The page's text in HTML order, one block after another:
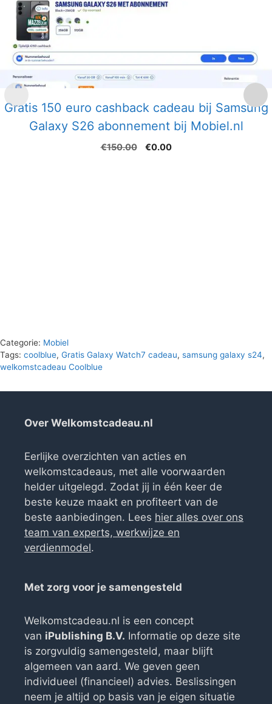
Gratis 150 euro cashback cadeau bij Samsung
Galaxy S26 abonnement bij Mobiel.nl
€150.00
Oorspronkelijke
€0.00Huidige
Categorie: Mobiel
Tags: coolblue, Gratis Galaxy Watch7 cadeau, samsung galaxy s24,
welkomstcadeau Coolblue
Over Welkomstcadeau.nl
Eerlijke overzichten van acties en
welkomstcadeaus, met alle voorwaarden
helder uitgelegd. Zodat jij in één keer de
beste keuze maakt en profiteert van de
beste aanbiedingen. Lees hier alles over ons
team van experts, werkwijze en
verdienmodel.
Met zorg voor je samengesteld
Welkomstcadeau.nl is een concept
van iPublishing B.V. Informatie op deze site
is zorgvuldig samengesteld, maar blijft
algemeen van aard. We geven geen
individueel (financieel) advies. Beslissingen
neem je altijd op basis van je eigen situatie